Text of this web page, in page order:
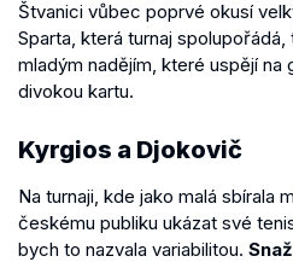
Štvanici vůbec poprvé okusí
Sparta, která turnaj
mladým nadějím, které uspějí na
divokou kartu.
Kyrgios a Djokovič
Na turnaji, kde jako malá sbírala
českému publiku ukázat své
bych to nazvala variabilitou.